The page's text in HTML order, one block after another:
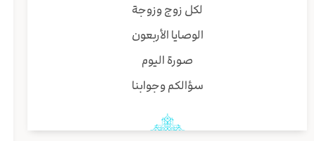
لكل زوج وزوجة
الوصايا الأربعون
صورة اليوم
سؤالكم وجوابنا